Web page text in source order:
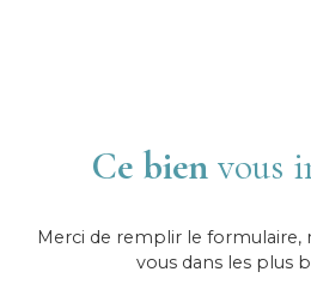
Ce bien vous
Merci de remplir le formulaire,
vous dans les plus